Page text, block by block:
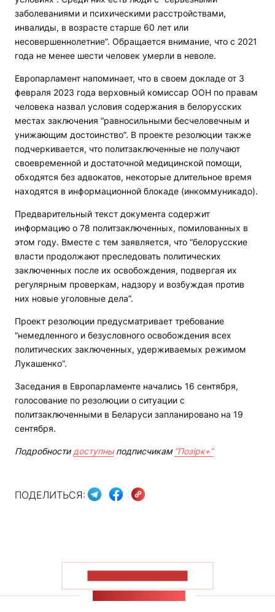
заболеваниями и психическими расстройствами,
инвалиды, в возрасте старше 60 лет или
несовершеннолетние”. Обращается внимание, что с 2021
года не менее шести человек умерли в неволе.
Европарламент напоминает, что в своем докладе от 3
февраля 2023 года верховный комиссар ООН по правам
человека назвал условия содержания в белорусских
местах заключения “равносильными бесчеловечным и
унижающим достоинство”. В проекте резолюции также
подчеркивается, что политзаключенные не получают
своевременной и достаточной медицинской помощи,
обходятся без адвокатов, некоторые длительное время
находятся в информационной блокаде (инкоммуникадо).
Предварительный текст документа содержит
информацию о 78 политзаключенных, помилованных в
этом году. Вместе с тем заявляется, что “белорусские
власти продолжают преследовать политических
заключенных после их освобождения, подвергая их
регулярным проверкам, надзору и возбуждая против
них новые уголовные дела”.
Проект резолюции предусматривает требование
“немедленного и безусловного освобождения всех
политических заключенных, удерживаемых режимом
Лукашенко”.
Заседания в Европарламенте начались 16 сентября,
голосование по резолюции о ситуации с
политзаключенными в Беларуси запланировано на 19
сентября.
Подробности доступныподписчикам “Позірк+”
ПОДЕЛИТЬСЯ: